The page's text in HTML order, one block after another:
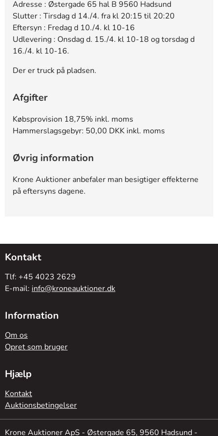
Adresse : Østergade 65 hal B 9560 Hadsund
Slutter : Tirsdag d 14./4. fra kl 20:15 til 20:20
Eftersyn : Fredag d 10./4. kl 10-16
Udlevering : Onsdag d. 15./4. kl 10-18 og torsdag d
16./4. kl 10-16.
Der er truck på pladsen.
Afgifter
Købsprovision 18,75% inkl. moms
Hammerslagsgebyr: 50,00 DKK inkl. moms
Øvrig information
Krone Auktioner anbefaler man besigtiger effekterne
på eftersyns dagene.
Kontakt
Tlf: +45 4023 2629
E-mail: info@kroneauktioner.dk
Information
Om os
Opret som bruger
Hjælp
Kontakt
Auktionsbetingelser
Krone Auktioner ApS - Østergade 65, 9560 Hadsund -